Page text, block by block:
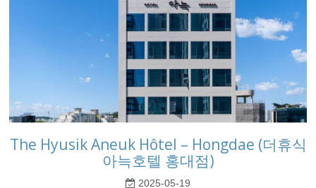
The Hyusik Aneuk Hôtel – Hongdae (더휴식
아늑호텔 홍대점)
2025-05-19